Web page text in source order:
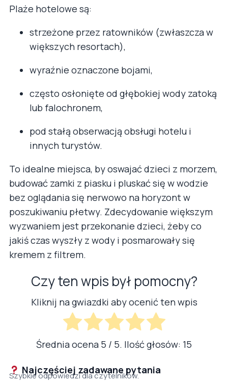
Plaże hotelowe są:
strzeżone przez ratowników (zwłaszcza w
większych resortach),
wyraźnie oznaczone bojami,
często osłonięte od głębokiej wody zatoką
lub falochronem,
pod stałą obserwacją obsługi hotelu i
innych turystów.
To idealne miejsca, by oswajać dzieci z morzem,
budować zamki z piasku i pluskać się w wodzie
bez oglądania się nerwowo na horyzont w
poszukiwaniu płetwy. Zdecydowanie większym
wyzwaniem jest przekonanie dzieci, żeby co
jakiś czas wyszły z wody i posmarowały się
kremem z filtrem.
Czy ten wpis był pomocny?
Kliknij na gwiazdki aby ocenić ten wpis
Średnia ocena 5 / 5. Ilość głosów: 15
Najczęściej zadawane pytania
Szybkie odpowiedzi dla czytelników.